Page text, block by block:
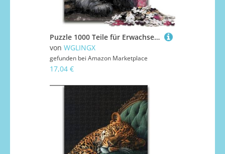
Puzzle 1000 Teile für Erwachsene, Teufelskätzchen, Puzzle für Erwachsene, 1000 Teile, Spielzeug, Geschenk, pädagogisches, intellektuelles, entspannendes, lustiges Familienspiel (Größe 26x38cm)
von WGLINGX
gefunden bei Amazon Marketplace
17,04 €